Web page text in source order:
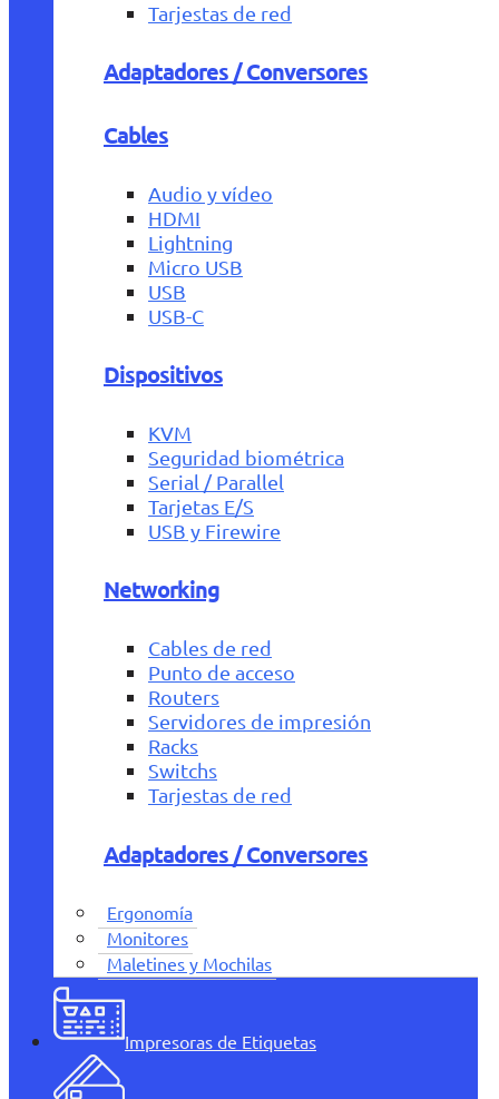
Tarjestas de red
Adaptadores / Conversores
Cables
Audio y vídeo
HDMI
Lightning
Micro USB
USB
USB-C
Dispositivos
KVM
Seguridad biométrica
Serial / Parallel
Tarjetas E/S
USB y Firewire
Networking
Cables de red
Punto de acceso
Routers
Servidores de impresión
Racks
Switchs
Tarjestas de red
Adaptadores / Conversores
Ergonomía
Monitores
Maletines y Mochilas
Impresoras de Etiquetas